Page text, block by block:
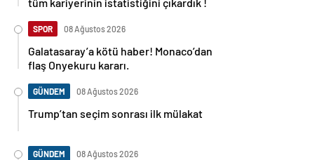
tüm kariyerinin istatistiğini çıkardık !
SPOR 08 Ağustos 2026
Galatasaray’a kötü haber! Monaco’dan
flaş Onyekuru kararı.
GÜNDEM 08 Ağustos 2026
Trump’tan seçim sonrası ilk mülakat
GÜNDEM 08 Ağustos 2026